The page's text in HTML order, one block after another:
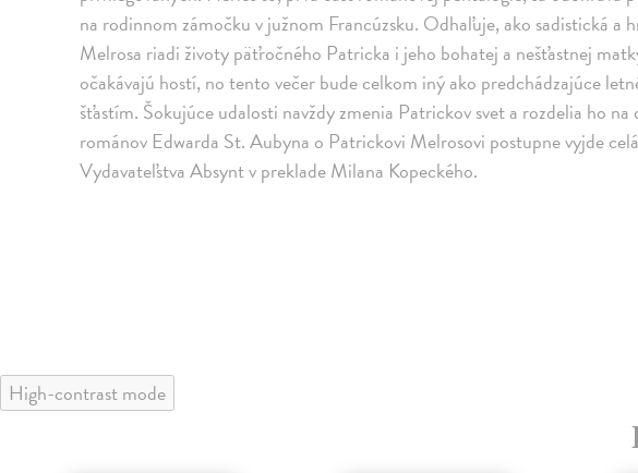
na rodinnom zámočku v južnom Francúzsku. Odhaľuje, ako sadistická a
Melrosa riadi životy päťročného Patricka i jeho bohatej a nešťastnej
očakávajú hostí, no tento večer bude celkom iný ako predchádzajúce
šťastím. Šokujúce udalosti navždy zmenia Patrickov svet a rozdelia ho na
románov Edwarda St. Aubyna o Patrickovi Melrosovi postupne vyjde
Vydavateľstva Absynt v preklade Milana Kopeckého.
High-contrast mode